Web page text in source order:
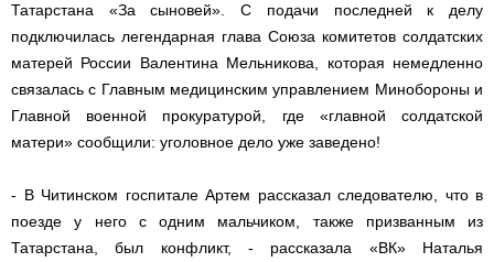
Татарстана «За сыновей». С подачи последней к делу
подключилась легендарная глава Союза комитетов солдатских
матерей России Валентина Мельникова, которая немедленно
связалась с Главным медицинским управлением Минобороны и
Главной военной прокуратурой, где «главной солдатской
матери» сообщили: уголовное дело уже заведено!
- В Читинском госпитале Артем рассказал следователю, что в
поезде у него с одним мальчиком, также призванным из
Татарстана, был конфликт, - рассказала «ВК» Наталья